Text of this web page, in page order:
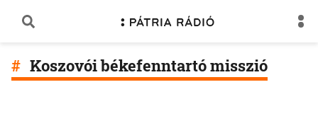
Koszovói békefenntartó misszió